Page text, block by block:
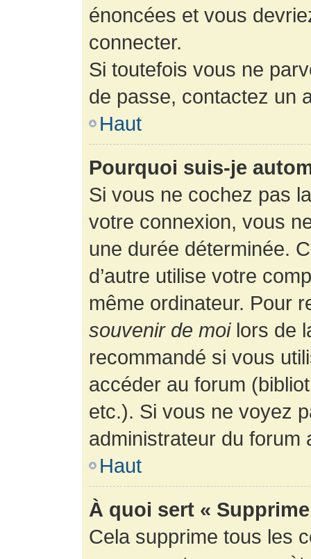
énoncées et vous
connecter.
Si toutefois vous ne
de passe, contactez un
Haut
Pourquoi suis-je
Si vous ne cochez pas
votre connexion, vous
une durée déterminée.
d’autre utilise votre
même ordinateur. Pour
souvenir de moilors de
recommandé si vous
accéder au forum
etc.). Si vous ne voyez
administrateur du forum
Haut
À quoi sert «
Cela supprime tous les